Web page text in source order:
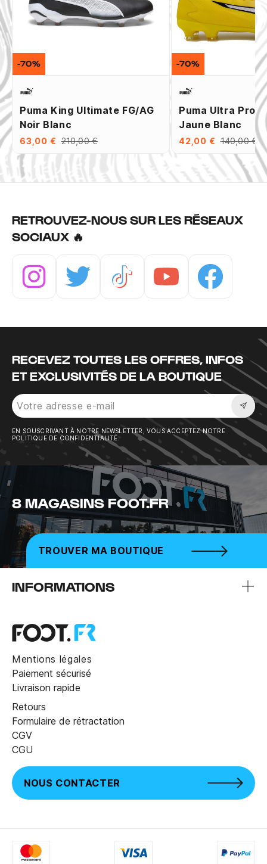
Puma King Ultimate FG/AG
Noir Blanc
63,00 € 210,00 €
-70%
Puma Ultra Pro
Jaune Blanc
42,00 € 140,00 €
-70%
RETROUVEZ-NOUS SUR LES RÉSEAUX
SOCIAUX 🔥
RECEVEZ TOUTES LES OFFRES, INFOS
ET EXCLUSIVITÉS DE LA BOUTIQUE
EN SOUSCRIVANT À NOTRE NEWSLETTER, VOUS ACCEPTEZ NOTRE
POLITIQUE DE CONFIDENTIALITÉ.
8 MAGASINS FOOT.FR
TROUVER MA BOUTIQUE
INFORMATIONS
Mentions légales
Paiement sécurisé
Livraison rapide
Retours
Formulaire de rétractation
CGV
CGU
NOUS CONTACTER